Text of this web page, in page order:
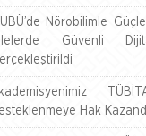
Nörobilimle
Güvenli
Hak